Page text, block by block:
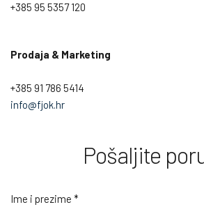
+385 95 5357 120
Prodaja & Marketing
+385 91 786 5414
info@fjok.hr
Pošaljite
Ime i prezime *